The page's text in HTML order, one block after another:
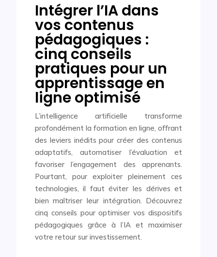
Intégrer l’IA dans
vos contenus
pédagogiques :
cinq conseils
pratiques pour un
apprentissage en
ligne optimisé
L’intelligence artificielle transforme
profondément la formation en ligne, offrant
des leviers inédits pour créer des contenus
adaptatifs, automatiser l’évaluation et
favoriser l’engagement des apprenants.
Pourtant, pour exploiter pleinement ces
technologies, il faut éviter les dérives et
bien maîtriser leur intégration. Découvrez
cinq conseils pour optimiser vos dispositifs
pédagogiques grâce à l’IA et maximiser
votre retour sur investissement.